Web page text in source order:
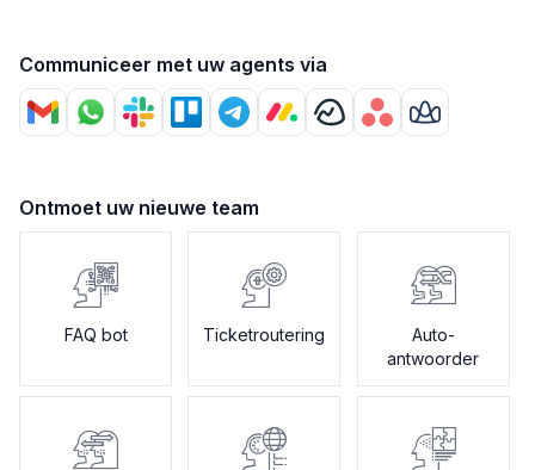
Communiceer met uw agents via
Ontmoet uw nieuwe team
FAQ bot Ticketroutering
Auto-
antwoorder